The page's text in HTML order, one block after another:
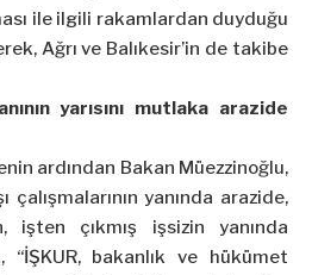
ile ilgili rakamlardan duyduğu
Ağrı ve Balıkesir’in de takibe
yarısını mutlaka arazide
ardından Bakan Müezzinoğlu,
yanında arazide,
işten çıkmış işsizin yanında
“İŞKUR, bakanlık ve hükümet